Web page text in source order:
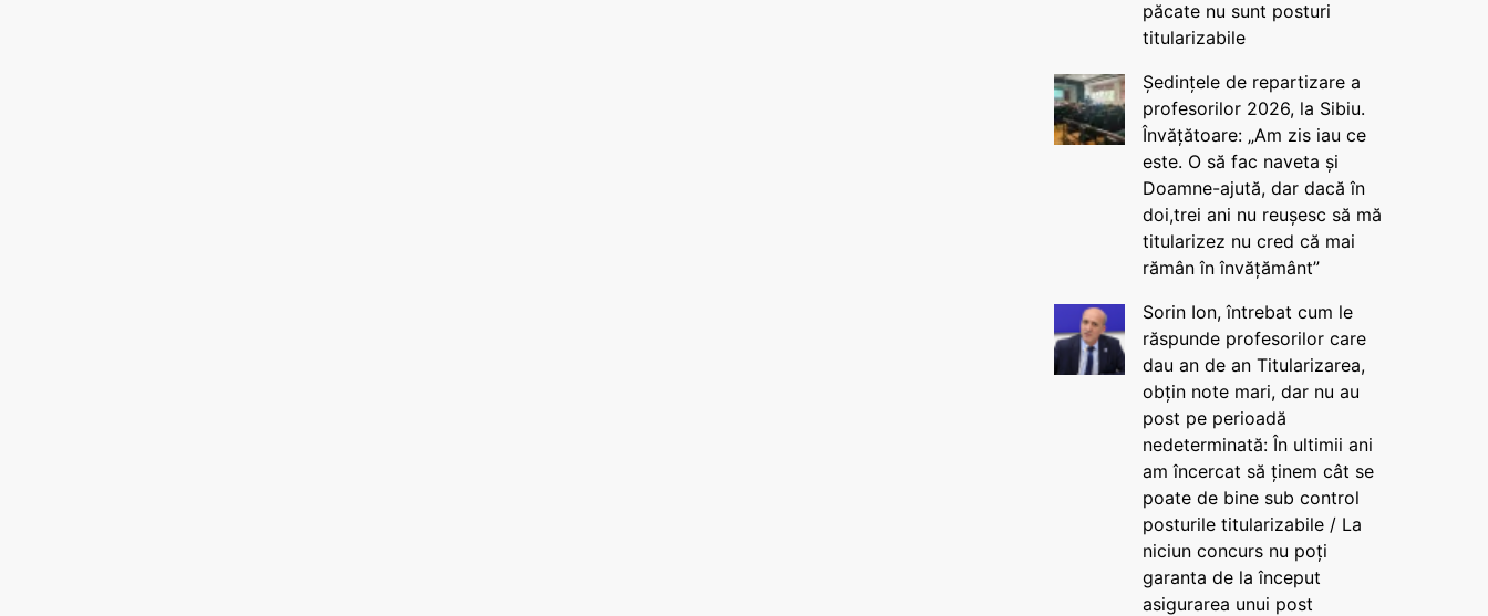
păcate nu sunt posturi
titularizabile
Ședințele de repartizare a
profesorilor 2026, la Sibiu.
Învățătoare: „Am zis iau ce
este. O să fac naveta și
Doamne-ajută, dar dacă în
doi,trei ani nu reușesc să mă
titularizez nu cred că mai
rămân în învățământ”
Sorin Ion, întrebat cum le
răspunde profesorilor care
dau an de an Titularizarea,
obțin note mari, dar nu au
post pe perioadă
nedeterminată: În ultimii ani
am încercat să ținem cât se
poate de bine sub control
posturile titularizabile / La
niciun concurs nu poți
garanta de la început
asigurarea unui post